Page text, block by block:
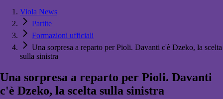
Viola News
Partite
Formazioni ufficiali
Una sorpresa a reparto per Pioli. Davanti c'è Dzeko, la scelta
sulla sinistra
Una sorpresa a reparto per Pioli. Davanti
c'è Dzeko, la scelta sulla sinistra